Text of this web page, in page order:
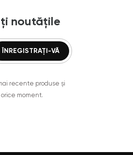
noutățile
recente produse și
moment.